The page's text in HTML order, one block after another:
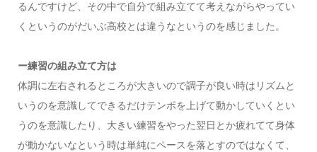
るんですけど、その中で自分で組み立てて考えながらやってい
くというのがだいぶ高校とは違うなというのを感じました。
ー練習の組み立て方は
体調に左右されるところが大きいので調子が良い時はリズムと
いうのを意識してできるだけテンポを上げて動かしていくとい
うのを意識したり、大きい練習をやった翌日とか疲れてて身体
が動かないなという時は単純にペースを落とすのではなくて、